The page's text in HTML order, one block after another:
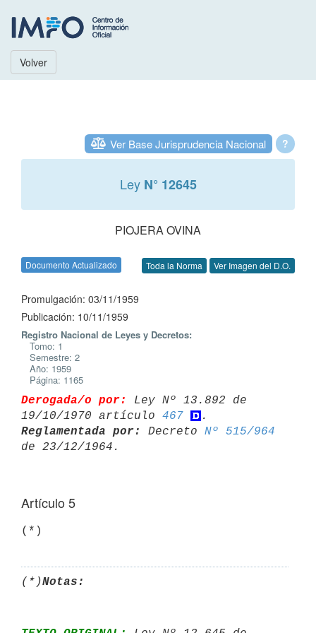
Volver
?
Ver Base Jurisprudencia Nacional
Ley N° 12645
PIOJERA OVINA
Documento Actualizado Toda la Norma Ver Imagen del D.O.
Promulgación: 03/11/1959
Publicación: 10/11/1959
Registro Nacional de Leyes y Decretos:
Tomo: 1
Semestre: 2
Año: 1959
Página: 1165
Derogada/o por:
Ley Nº 13.892 de
19/10/1970 artículo 467
Reglamentada por:
Decreto Nº 515/964
Artículo 5
(*)
(*)Notas: